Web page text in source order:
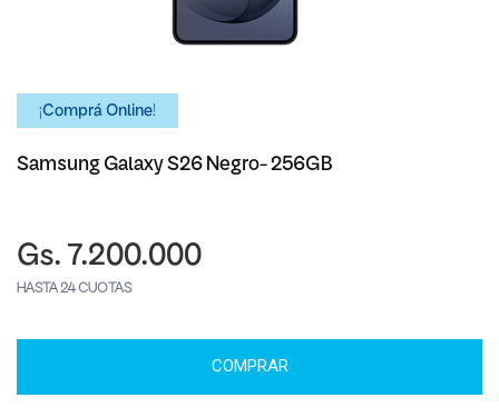
¡Comprá Online!
Samsung Galaxy S26 Negro- 256GB
Gs. 7.200.000
HASTA 24 CUOTAS
COMPRAR